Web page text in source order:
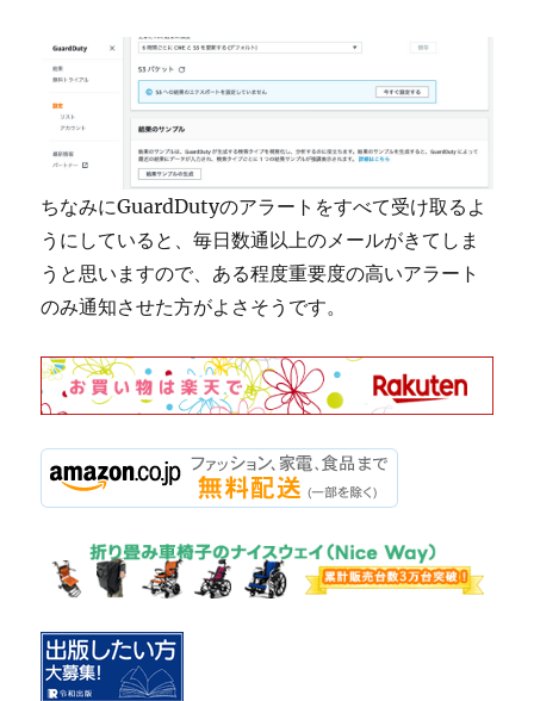
ちなみにGuardDutyのアラートをすべて受け取るよ
うにしていると、毎日数通以上のメールがきてしま
うと思いますので、ある程度重要度の高いアラート
のみ通知させた方がよさそうです。